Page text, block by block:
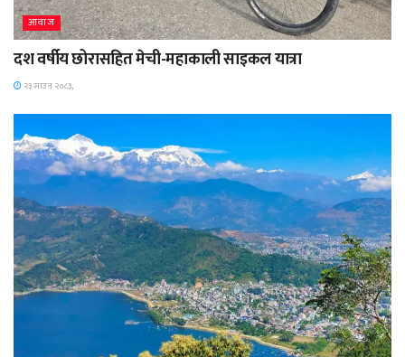
आवाज
दश वर्षीय छोरासहित मेची-महाकाली साइकल यात्रा
२३ साउन २०८३,